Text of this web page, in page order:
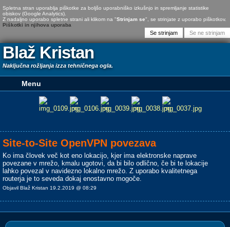
Spletna stran uporablja piškotke za boljšo uporabniško izkušnjo in spremljanje statistike
obiskov (Google Analytics).
Z nadaljno uporabo spletne strani ali klikom na "Strinjam se", se strinjate z uporabo piškotkov.
Piškotki in njihova uporaba
Blaž Kristan
Naključna rožljanja izza tehničnega ogla.
Site-to-Site OpenVPN povezava
Ko ima človek več kot eno lokacijo, kjer ima elektronske naprave
povezane v mrežo, kmalu ugotovi, da bi bilo odlično, če bi te lokacije
lahko povezal v navidezno lokalno mrežo. Z uporabo kvalitetnega
routerja je to seveda dokaj enostavno mogoče.
Objavil Blaž Kristan 19.2.2019 @ 08:29